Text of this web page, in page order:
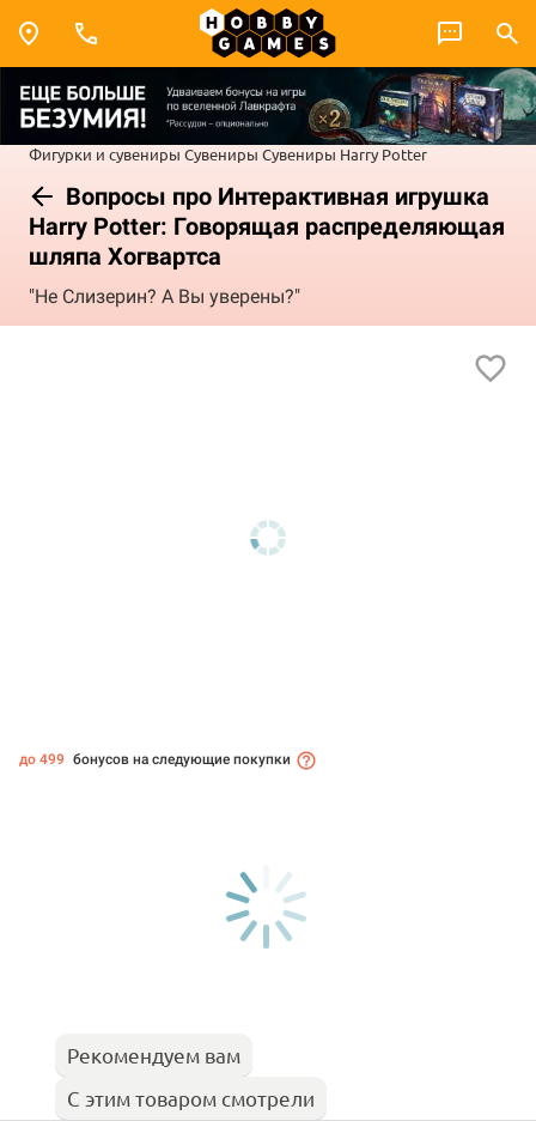
Фигурки и сувениры Сувениры Сувениры Harry Potter
Вопросы про Интерактивная игрушка
Harry Potter: Говорящая распределяющая
шляпа Хогвартса
"Не Слизерин? А Вы уверены?"
до 499 бонусов на следующие покупки
Рекомендуем вам
С этим товаром смотрели